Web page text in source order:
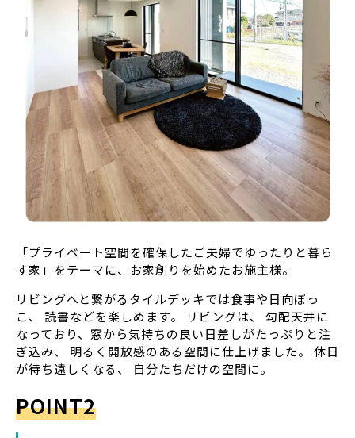
「プライベート空間を確保したご夫婦でゆったりと暮ら
す家」をテーマに、お家創りを始めたお施主様。
リビングへと繋がるタイルデッキでは食事や日向ぼっ
こ、 読書などを楽しめます。 リビングは、 勾配天井に
なっており、窓から気持ちの良い日差しがたっぷりと注
ぎ込み、 明るく開放感のある空間に仕上げました。 休日
が待ち遠しくなる、 自分たちだけの空間に。
POINT2